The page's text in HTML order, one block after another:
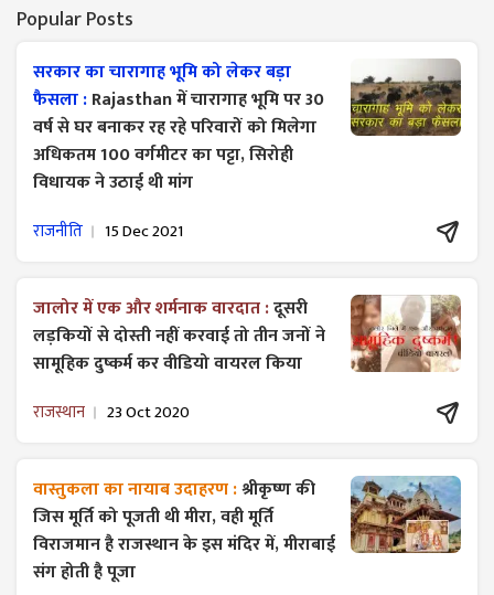
Popular Posts
सरकार का चारागाह भूमि को लेकर बड़ा
फैसला :Rajasthan में चारागाह भूमि पर 30
वर्ष से घर बनाकर रह रहे परिवारों को मिलेगा
अधिकतम 100 वर्गमीटर का पट्टा, सिरोही
विधायक ने उठाई थी मांग
राजनीति 15 Dec 2021
जालोर में एक और शर्मनाक वारदात :दूसरी
लड़कियों से दोस्ती नहीं करवाई तो तीन जनों ने
सामूहिक दुष्कर्म कर वीडियो वायरल किया
राजस्थान 23 Oct 2020
वास्तुकला का नायाब उदाहरण :श्रीकृष्ण की
जिस मूर्ति को पूजती थी मीरा, वही मूर्ति
विराजमान है राजस्थान के इस मंदिर में, मीराबाई
संग होती है पूजा